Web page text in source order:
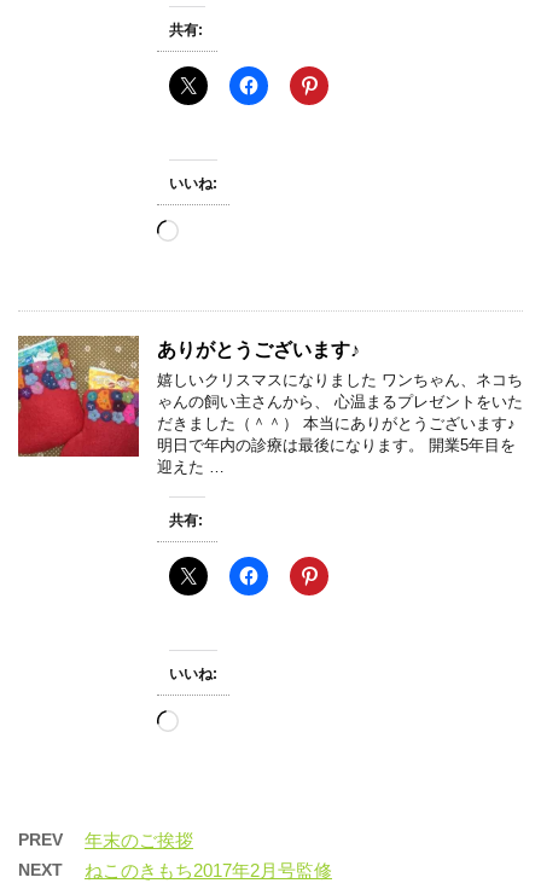
共有:
いいね:
読
み
ありがとうございます♪
嬉しいクリスマスになりました ワンちゃん、ネコち
ゃんの飼い主さんから、 心温まるプレゼントをいた
だきました（＾＾） 本当にありがとうございます♪
明日で年内の診療は最後になります。 開業5年目を
迎えた …
共有:
いいね:
読
PREV 年末のご挨拶
NEXT ねこのきもち2017年2月号監修